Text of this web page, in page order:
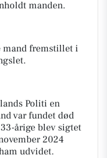
manden.
mand fremstillet i
Politi en
var fundet død
årige blev sigtet
2024
udvidet.